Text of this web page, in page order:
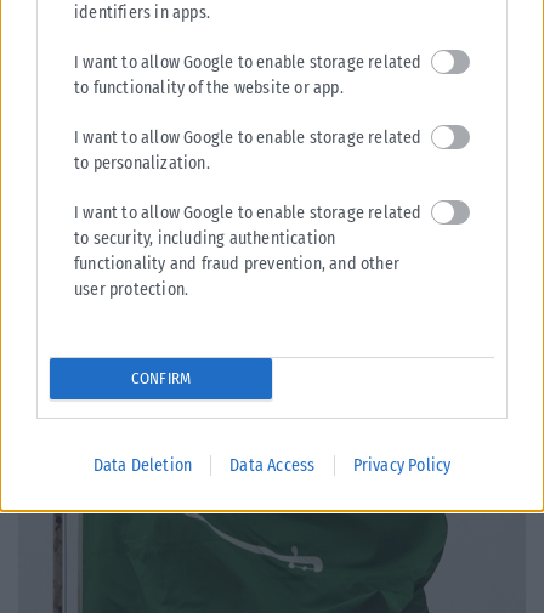
identifiers in apps.
I want to allow Google to enable storage related
to functionality of the website or app.
I want to allow Google to enable storage related
to personalization.
I want to allow Google to enable storage related
to security, including authentication
functionality and fraud prevention, and other
user protection.
CONFIRM
Data Deletion Data Access Privacy Policy
παρατηρησιμότητας, μα κανένα δεν είναι stealth».
ΑΠΟ ΤΗΝ ΕΚΔΟΣΗ ΤΗΣ ΕΦΗΜΕΡΙΔΑΣPOLITICAL
Σχετικά Άρθρα